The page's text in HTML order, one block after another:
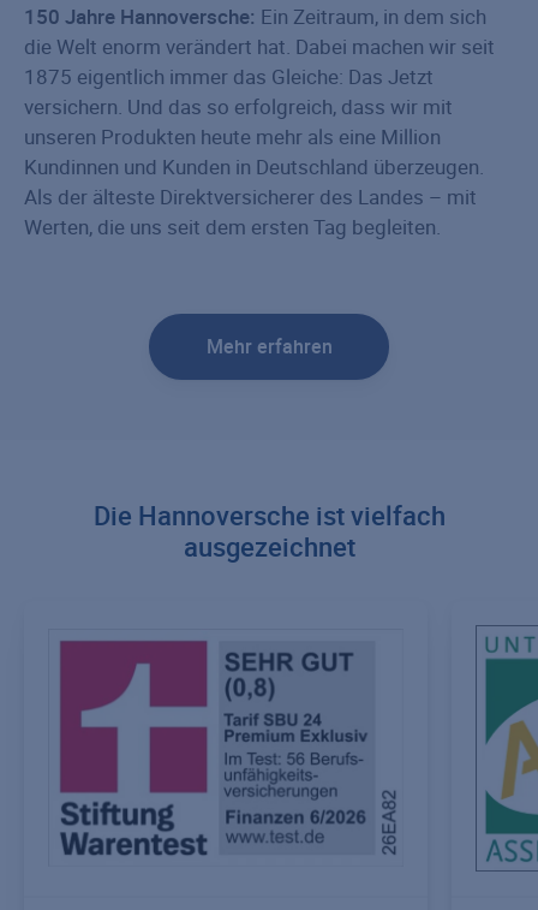
150 Jahre Hannoversche: Ein Zeitraum, in dem sich
die Welt enorm verändert hat. Dabei machen wir seit
1875 eigentlich immer das Gleiche: Das Jetzt
versichern. Und das so erfolgreich, dass wir mit
unseren Produkten heute mehr als eine Million
Kundinnen und Kunden in Deutschland überzeugen.
Als der älteste Direktversicherer des Landes – mit
Werten, die uns seit dem ersten Tag begleiten.
Mehr erfahren
Die Hannoversche ist vielfach
ausgezeichnet